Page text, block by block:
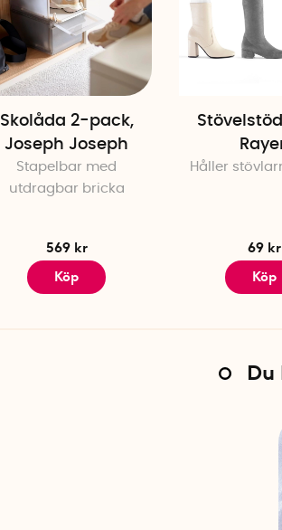
Skolåda 2-pack,
Joseph Joseph
Stapelbar med
utdragbar bricka
569 kr
Köp
Håller
69 kr
Köp